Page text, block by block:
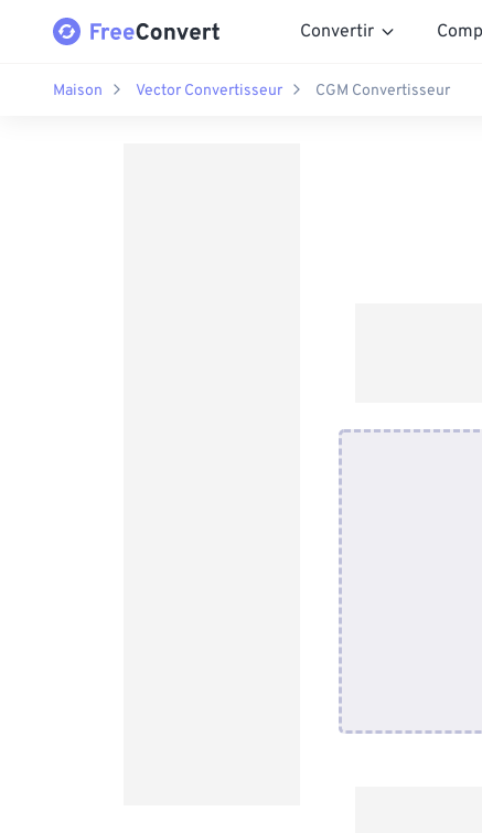
Convertir
Maison Vector Convertisseur CGM Convertisseur